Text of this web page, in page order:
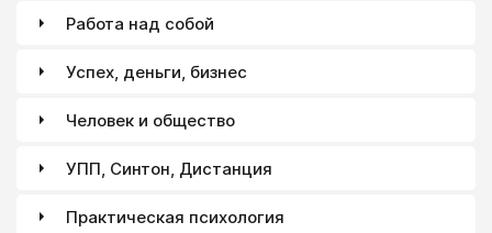
Работа над собой
Успех, деньги, бизнес
Человек и общество
УПП, Синтон, Дистанция
Практическая психология